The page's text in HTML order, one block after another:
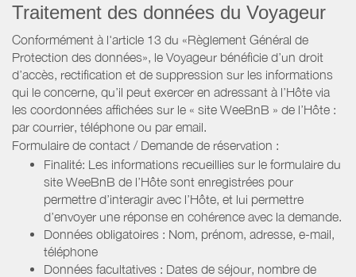
Traitement des données du Voyageur
Conformément à l'article 13 du «Règlement Général de
Protection des données», le Voyageur bénéficie d’un droit
d’accès, rectification et de suppression sur les informations
qui le concerne, qu’il peut exercer en adressant à l’Hôte via
les coordonnées affichées sur le « site WeeBnB » de l’Hôte :
par courrier, téléphone ou par email.
Formulaire de contact / Demande de réservation :
Finalité: Les informations recueillies sur le formulaire du
site WeeBnB de l’Hôte sont enregistrées pour
permettre d’interagir avec l’Hôte, et lui permettre
d’envoyer une réponse en cohérence avec la demande.
Données obligatoires : Nom, prénom, adresse, e-mail,
téléphone
Données facultatives : Dates de séjour, nombre de